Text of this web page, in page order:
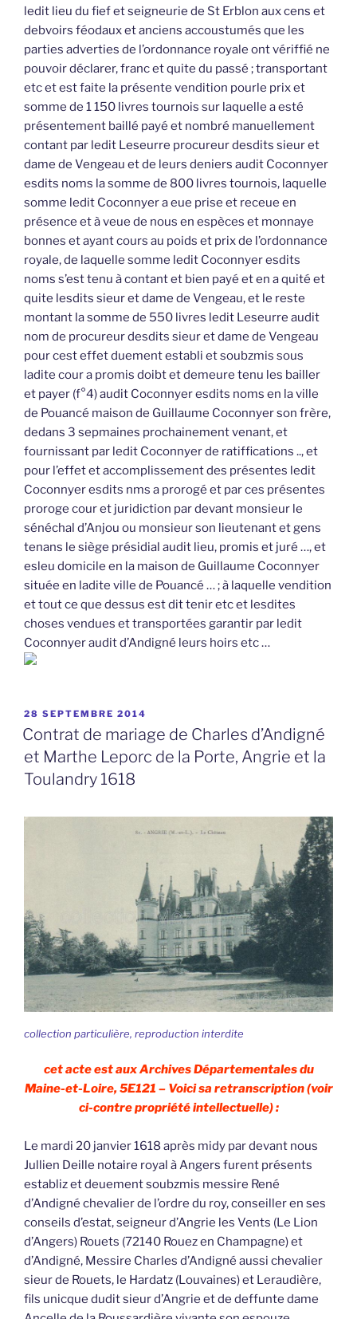
ledit lieu du fief et seigneurie de St Erblon aux cens et
debvoirs féodaux et anciens accoustumés que les
parties adverties de l’ordonnance royale ont vériffié ne
pouvoir déclarer, franc et quite du passé ; transportant
etc et est faite la présente vendition pourle prix et
somme de 1 150 livres tournois sur laquelle a esté
présentement baillé payé et nombré manuellement
contant par ledit Leseurre procureur desdits sieur et
dame de Vengeau et de leurs deniers audit Coconnyer
esdits noms la somme de 800 livres tournois, laquelle
somme ledit Coconnyer a eue prise et receue en
présence et à veue de nous en espèces et monnaye
bonnes et ayant cours au poids et prix de l’ordonnance
royale, de laquelle somme ledit Coconnyer esdits
noms s’est tenu à contant et bien payé et en a quité et
quite lesdits sieur et dame de Vengeau, et le reste
montant la somme de 550 livres ledit Leseurre audit
nom de procureur desdits sieur et dame de Vengeau
pour cest effet duement establi et soubzmis sous
ladite cour a promis doibt et demeure tenu les bailler
et payer (f°4) audit Coconnyer esdits noms en la ville
de Pouancé maison de Guillaume Coconnyer son frère,
dedans 3 sepmaines prochainement venant, et
fournissant par ledit Coconnyer de ratiffications .., et
pour l’effet et accomplissement des présentes ledit
Coconnyer esdits nms a prorogé et par ces présentes
proroge cour et juridiction par devant monsieur le
sénéchal d’Anjou ou monsieur son lieutenant et gens
tenans le siège présidial audit lieu, promis et juré …, et
esleu domicile en la maison de Guillaume Coconnyer
située en ladite ville de Pouancé … ; à laquelle vendition
et tout ce que dessus est dit tenir etc et lesdites
choses vendues et transportées garantir par ledit
Coconnyer audit d’Andigné leurs hoirs etc …
PUBLIÉ
LE
28 SEPTEMBRE 2014
Contrat de mariage de Charles d’Andigné
et Marthe Leporc de la Porte, Angrie et la
Toulandry 1618
collection particulière, reproduction interdite
cet acte est aux Archives Départementales du
Maine-et-Loire, 5E121 – Voici sa retranscription (voir
ci-contre propriété intellectuelle) :
Le mardi 20 janvier 1618 après midy par devant nous
Jullien Deille notaire royal à Angers furent présents
establiz et deuement soubzmis messire René
d’Andigné chevalier de l’ordre du roy, conseiller en ses
conseils d’estat, seigneur d’Angrie les Vents (Le Lion
d’Angers) Rouets (72140 Rouez en Champagne) et
d’Andigné, Messire Charles d’Andigné aussi chevalier
sieur de Rouets, le Hardatz (Louvaines) et Leraudière,
fils unicque dudit sieur d’Angrie et de deffunte dame